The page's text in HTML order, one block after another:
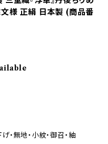
様 正絹 日本製 (商品番
・無地・小紋・御召・紬